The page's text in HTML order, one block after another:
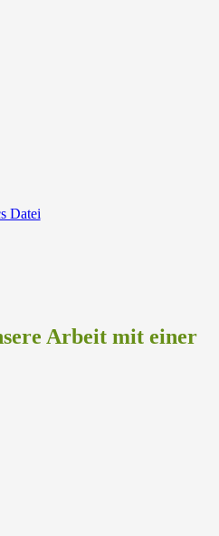
Datei
Arbeit mit einer